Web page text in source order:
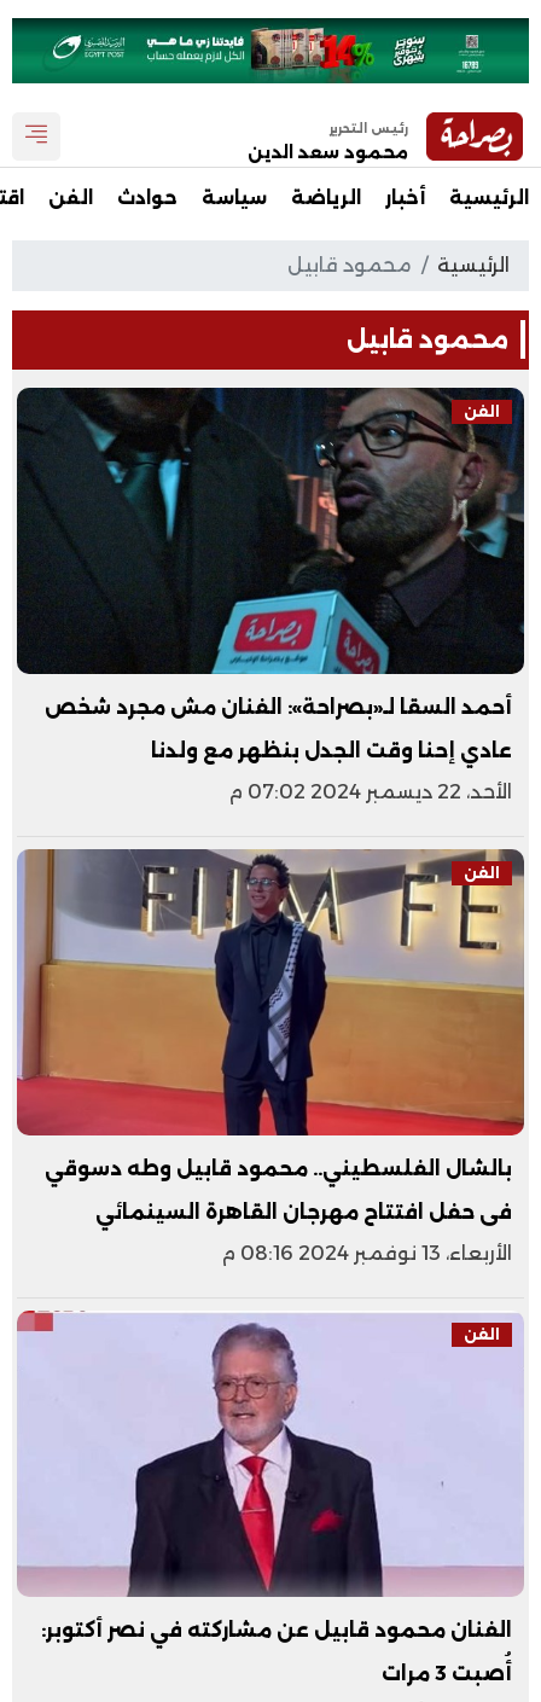
رئيس التحرير
محمود سعد الدين
الرئيسية أخبار الرياضة سياسة حوادث الفن
الرئيسية محمود قابيل
محمود قابيل
الفن
أحمد السقا لـ«بصراحة»: الفنان مش مجرد شخص
عادي إحنا وقت الجدل بنظهر مع ولدنا
الأحد، 22 ديسمبر 2024 07:02 م
الفن
بالشال الفلسطيني.. محمود قابيل وطه دسوقي
فى حفل افتتاح مهرجان القاهرة السينمائي
الأربعاء، 13 نوفمبر 2024 08:16 م
الفن
الفنان محمود قابيل عن مشاركته في نصر أكتوبر:
أُصبت 3 مرات